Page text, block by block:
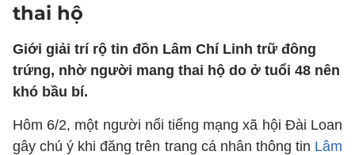
thai hộ
Giới giải trí rộ tin đồn Lâm Chí Linh trữ đông
trứng, nhờ người mang thai hộ do ở tuổi 48 nên
khó bầu bí.
Hôm 6/2, một người nổi tiếng mạng xã hội Đài Loan
gây chú ý khi đăng trên trang cá nhân thông tin Lâm